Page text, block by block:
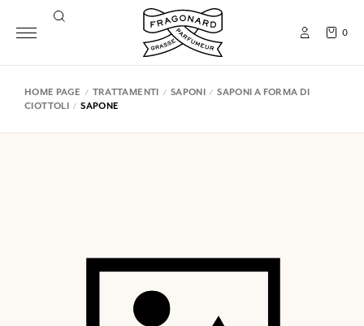
0
HOME PAGE TRATTAMENTI SAPONI
SAPONI A FORMA DI
CIOTTOLI
SAPONE